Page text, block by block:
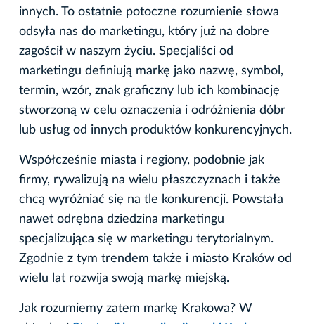
innych. To ostatnie potoczne rozumienie słowa
odsyła nas do marketingu, który już na dobre
zagościł w naszym życiu. Specjaliści od
marketingu definiują markę jako nazwę, symbol,
termin, wzór, znak graficzny lub ich kombinację
stworzoną w celu oznaczenia i odróżnienia dóbr
lub usług od innych produktów konkurencyjnych.
Współcześnie miasta i regiony, podobnie jak
firmy, rywalizują na wielu płaszczyznach i także
chcą wyróżniać się na tle konkurencji. Powstała
nawet odrębna dziedzina marketingu
specjalizująca się w marketingu terytorialnym.
Zgodnie z tym trendem także i miasto Kraków od
wielu lat rozwija swoją markę miejską.
Jak rozumiemy zatem markę Krakowa? W